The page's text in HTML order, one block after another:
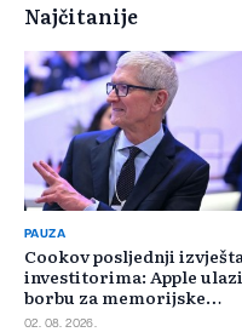
Najčitanije
PAUZA
Cookov posljednji
investitorima: Apple
borbu za memorijske
čipove
02. 08. 2026.